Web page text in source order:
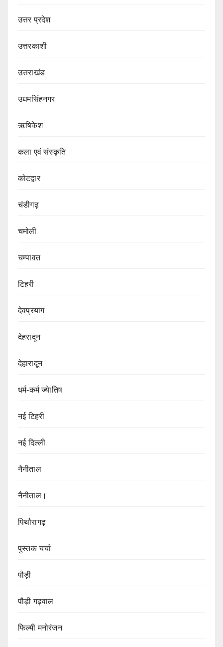
उत्तर प्रदेश
उत्तरकाशी
उत्तराखंड
उधमसिंहनगर
ऋषिकेश
कला एवं संस्कृति
कोटद्वार
चंडीगढ़
चमोली
चम्पावत
टिहरी
देवप्रयाग
देहरादून
देहारादून
धर्म-कर्म ज्येातिष
नई टिहरी
नई दिल्ली
नैनीताल
नैनीताल।
पिथौरागढ़
पुस्तक चर्चा
पौड़ी
पौड़ी गढ़वाल
फिल्मी मनोरंजन